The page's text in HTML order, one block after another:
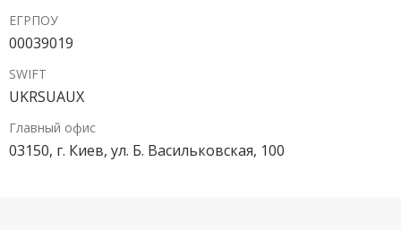
Банки-партнеры
Счета для бизнеса
ЕГРПОУ
00039019
SWIFT
UKRSUAUX
Главный офис
03150, г. Киев, ул. Б. Васильковская, 100